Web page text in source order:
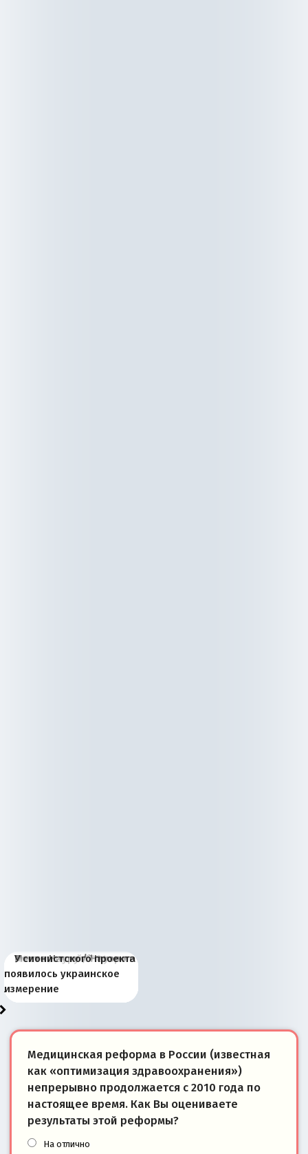
Киевская марионетка
Запада рассказала о
«переобувании» хозяев
В России назрели
перемены: 15 шагов к
суверенной экономике
Миграционный пожар
Европы
Россия начинает
сбрасывать балласт
Анкориджа
Россия зимой 1904
года: первые уступки во
внутренней политике
Русская нация вчера и
сегодня
Почему правый крах в
Варшаве не поможет её
отношениям с Россией?
Место Науру / Науэро в
современной истории
Южной Осетии
У сионистского проекта
появилось украинское
измерение
Медицинская реформа в России (известная
как «оптимизация здравоохранения»)
непрерывно продолжается с 2010 года по
настоящее время. Как Вы оцениваете
результаты этой реформы?
На отлично